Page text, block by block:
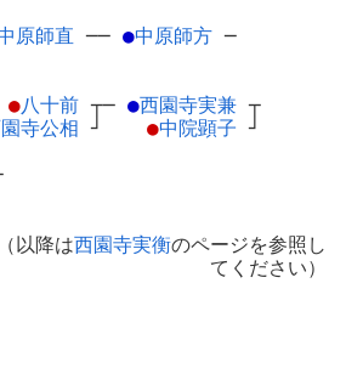
原師直 ── ●中原師方 ─
●八十前 ┬
寺公相 ┘
─ ●西園寺実兼 ┬
●中院顕子 ┘
以降は西園寺実衡のページを参照し
てください）